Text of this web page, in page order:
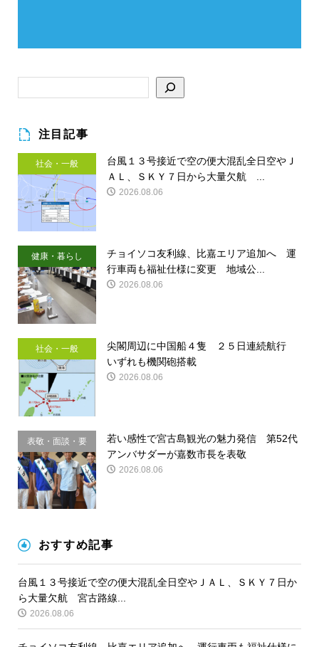
注目記事
社会・一般
台風１３号接近で空の便大混乱全日空やＪ
ＡＬ、ＳＫＹ７日から大量欠航 ...
2026.08.06
健康・暮らし
チョイソコ友利線、比嘉エリア追加へ 運
行車両も福祉仕様に変更 地域公...
2026.08.06
社会・一般
尖閣周辺に中国船４隻 ２５日連続航行
いずれも機関砲搭載
2026.08.06
表敬・面談・要
請
若い感性で宮古島観光の魅力発信 第52代
アンバサダーが嘉数市長を表敬
2026.08.06
おすすめ記事
台風１３号接近で空の便大混乱全日空やＪＡＬ、ＳＫＹ７日か
ら大量欠航 宮古路線...
2026.08.06